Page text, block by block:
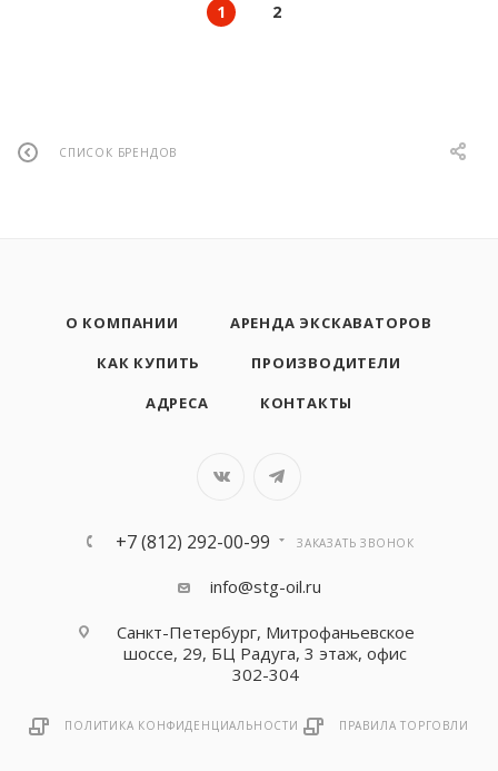
1 2
СПИСОК БРЕНДОВ
О КОМПАНИИ
АРЕНДА ЭКСКАВАТОРОВ
КАК КУПИТЬ
ПРОИЗВОДИТЕЛИ
АДРЕСА
КОНТАКТЫ
+7 (812) 292-00-99 ЗАКАЗАТЬ ЗВОНОК
info@stg-oil.ru
Санкт-Петербург, Митрофаньевское
шоссе, 29, БЦ Радуга, 3 этаж, офис
302-304
ПОЛИТИКА КОНФИДЕНЦИАЛЬНОСТИ ПРАВИЛА ТОРГОВЛИ